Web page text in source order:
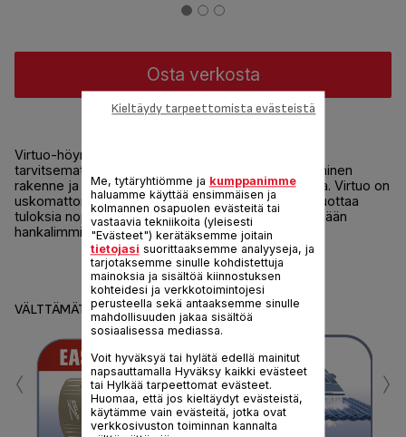
Osta verkosta
Virtuo-höyrysilitysrauta silittää nopeasti ja helposti
tarvitsematta tinkiä tuloksista. Pieni koko, ergonominen
rakenne ja kevyesti liukuva keraaminen silityspohja. Virtuo on
uskomattoman helppo käyttää. 2 000 watin teho tuottaa
tuloksia nopeasti. 90 g:n lisähöyry auttaa selviytymään
hankalimmistakin rypyistä.
Jaa Lähetä
VÄLTTÄMÄTTÖMÄT
‹ ›
Me, tytäryhtiömme ja kumppanimme
haluamme käyttää ensimmäisen ja
kolmannen osapuolen evästeitä tai
vastaavia tekniikoita (yleisesti
"Evästeet") kerätäksemme joitain
tietojasi suorittaaksemme analyyseja, ja
tarjotaksemme sinulle kohdistettuja
mainoksia ja sisältöä kiinnostuksen
kohteidesi ja verkkotoimintojesi
perusteella sekä antaaksemme sinulle
mahdollisuuden jakaa sisältöä
sosiaalisessa mediassa.
Voit hyväksyä tai hylätä edellä mainitut
napsauttamalla Hyväksy kaikki evästeet
tai Hylkää tarpeettomat evästeet.
Huomaa, että jos kieltäydyt evästeistä,
käytämme vain evästeitä, jotka ovat
verkkosivuston toiminnan kannalta
Kieltäydy tarpeettomista evästeistä